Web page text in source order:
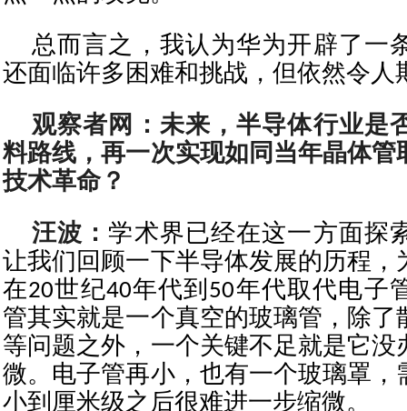
总而言之，我认为华为开辟了一
还面临许多困难和挑战，但依然令人
观察者网：未来，半导体行业是
料路线，再一次实现如同当年晶体管
技术革命？
汪波：学术界已经在这一方面探
让我们回顾一下半导体发展的历程，
在20世纪40年代到50年代取代电子
管其实就是一个真空的玻璃管，除了
等问题之外，一个关键不足就是它没
微。电子管再小，也有一个玻璃罩，
小到厘米级之后很难进一步缩微。